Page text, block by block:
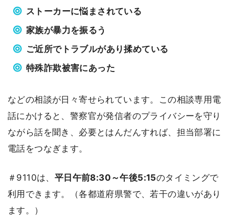
ストーカーに悩まされている
家族が暴力を振るう
ご近所でトラブルがあり揉めている
特殊詐欺被害にあった
などの相談が日々寄せられています。この相談専用電
話にかけると、警察官が発信者のプライバシーを守り
ながら話を聞き、必要とはんだんすれば、担当部署に
電話をつなぎます。
＃9110は、 平日午前8:30～午後5:15のタイミングで
利用できます。（各都道府県警で、若干の違いがあり
ます。）